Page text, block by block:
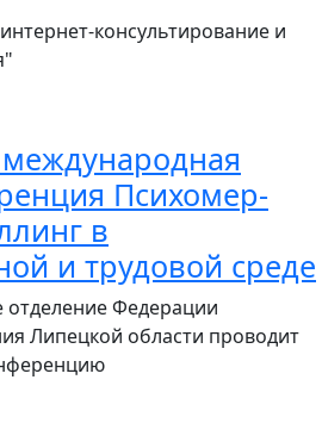
консультирование и
психотерапия: организация
Психомер-
в
и трудовой среде
Федерации
Липецкой области проводит
международная онлайн